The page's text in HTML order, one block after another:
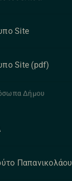
Site
Site (pdf)
Δήμου
Παπανικολάου